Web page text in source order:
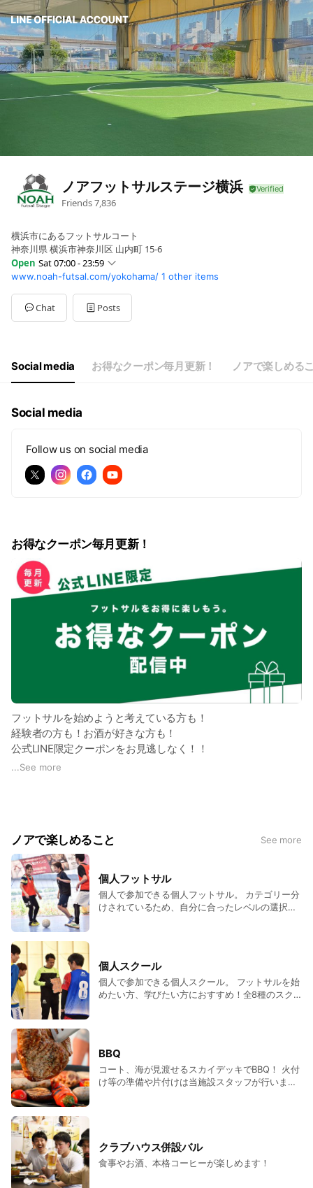
ノアフットサルステージ横浜
Friends7,836
横浜市にあるフットサルコート
神奈川県 横浜市神奈川区 山内町 15-6
Open Sat 07:00 - 23:59
Sun07:00 - 23:59
Mon10:00 - 23:59
Tue10:00 - 23:59
Wed10:00 - 23:59
07:00 - 23:59
祝日は土日の営業時間です。
www.noah-futsal.com/yokohama/ 1 other items
Chat Posts
Social media お得なクーポン毎月更新！ ノアで楽しめる
Social media
Follow us on social media
お得なクーポン毎月更新！
フットサルを始めようと考えている方も！
経験者の方も！お酒が好きな方も！
公式LINE限定クーポンをお見逃しなく！！
...See more
ノアで楽しめること See more
個人フットサル
個人で参加できる個人フットサル。 カテゴリー分
けされているため、自分に合ったレベルの選択が
個人スクール
個人で参加できる個人スクール。 フットサルを始
めたい方、学びたい方におすすめ！全8種のスク
BBQ
コート、海が見渡せるスカイデッキでBBQ！ 火付
け等の準備や片付けは当施設スタッフが行いま
クラブハウス併設バル
食事やお酒、本格コーヒーが楽しめます！